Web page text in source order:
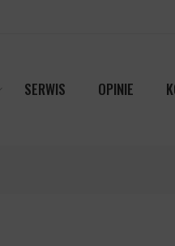
SERWIS OPINIE